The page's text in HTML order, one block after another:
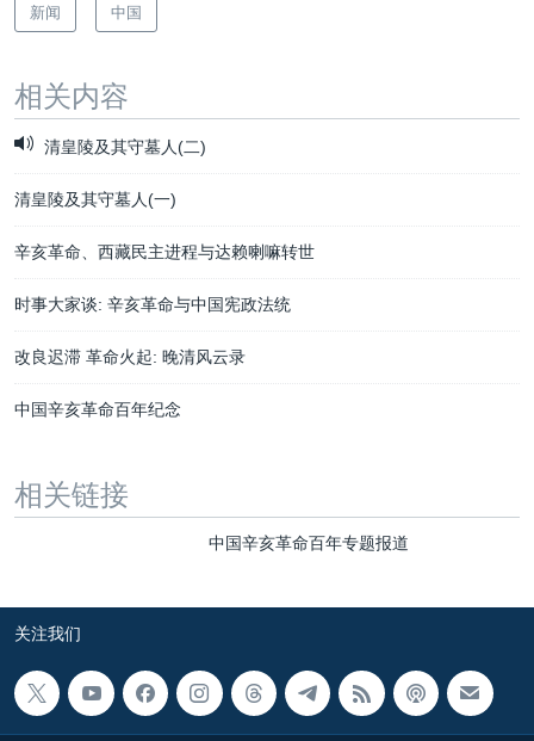
新闻 中国
相关内容
清皇陵及其守墓人(二)
清皇陵及其守墓人(一)
辛亥革命、西藏民主进程与达赖喇嘛转世
时事大家谈: 辛亥革命与中国宪政法统
改良迟滞 革命火起: 晚清风云录
中国辛亥革命百年纪念
相关链接
中国辛亥革命百年专题报道
关注我们